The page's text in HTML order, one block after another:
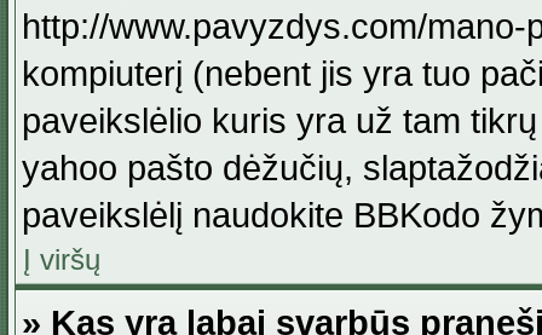
http://www.pavyzdys.com/
kompiuterį (nebent jis yra tuo
paveikslėlio kuris yra už tam
yahoo pašto dėžučių,
paveikslėlį naudokite BBKodo
Į viršų
» Kas yra labai svarbūs